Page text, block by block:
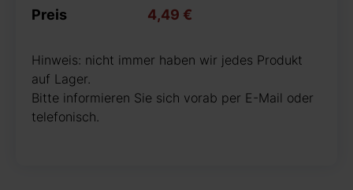
Preis 4,49 €
Hinweis: nicht immer haben wir jedes Produkt
auf Lager.
Bitte informieren Sie sich vorab per E-Mail oder
telefonisch.